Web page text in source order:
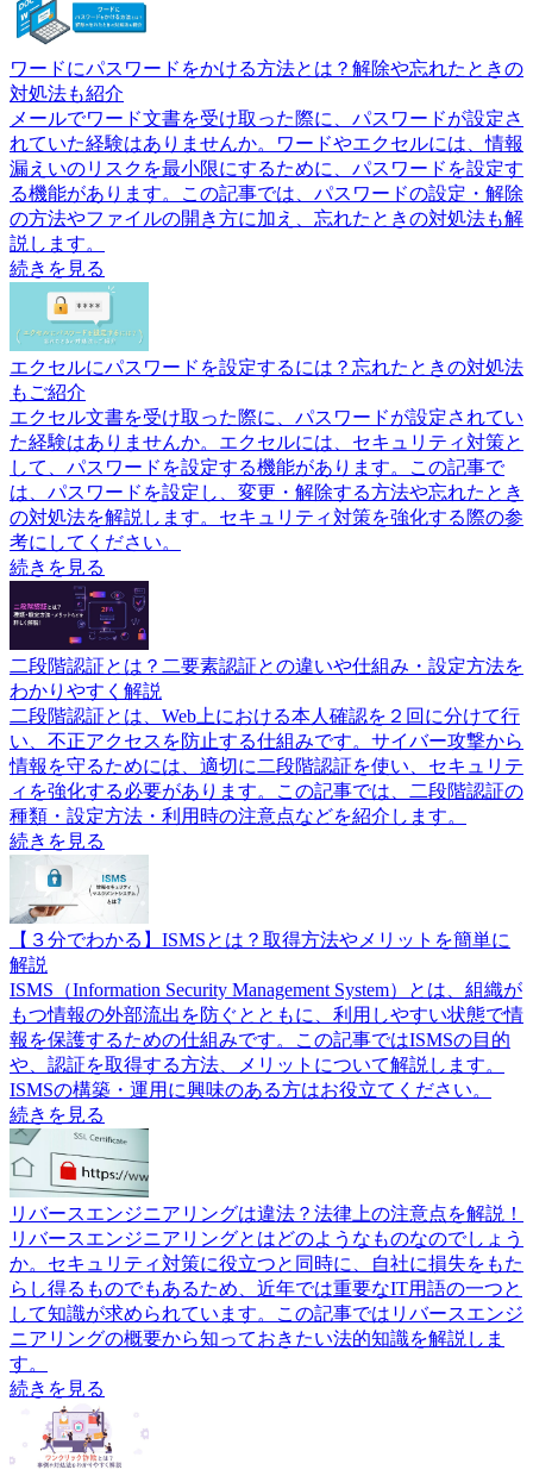
ワードにパスワードをかける方法とは？解除や忘れたときの
対処法も紹介
メールでワード文書を受け取った際に、パスワードが設定さ
れていた経験はありませんか。ワードやエクセルには、情報
漏えいのリスクを最小限にするために、パスワードを設定す
る機能があります。この記事では、パスワードの設定・解除
の方法やファイルの開き方に加え、忘れたときの対処法も解
説します。
続きを見る
エクセルにパスワードを設定するには？忘れたときの対処法
もご紹介
エクセル文書を受け取った際に、パスワードが設定されてい
た経験はありませんか。エクセルには、セキュリティ対策と
して、パスワードを設定する機能があります。この記事で
は、パスワードを設定し、変更・解除する方法や忘れたとき
の対処法を解説します。セキュリティ対策を強化する際の参
考にしてください。
続きを見る
二段階認証とは？二要素認証との違いや仕組み・設定方法を
わかりやすく解説
二段階認証とは、Web上における本人確認を２回に分けて行
い、不正アクセスを防止する仕組みです。サイバー攻撃から
情報を守るためには、適切に二段階認証を使い、セキュリテ
ィを強化する必要があります。この記事では、二段階認証の
種類・設定方法・利用時の注意点などを紹介します。
続きを見る
【３分でわかる】ISMSとは？取得方法やメリットを簡単に
解説
ISMS（Information Security Management System）とは、組織が
もつ情報の外部流出を防ぐとともに、利用しやすい状態で情
報を保護するための仕組みです。この記事ではISMSの目的
や、認証を取得する方法、メリットについて解説します。
ISMSの構築・運用に興味のある方はお役立てください。
続きを見る
リバースエンジニアリングは違法？法律上の注意点を解説！
リバースエンジニアリングとはどのようなものなのでしょう
か。セキュリティ対策に役立つと同時に、自社に損失をもた
らし得るものでもあるため、近年では重要なIT用語の一つと
して知識が求められています。この記事ではリバースエンジ
ニアリングの概要から知っておきたい法的知識を解説しま
す。
続きを見る